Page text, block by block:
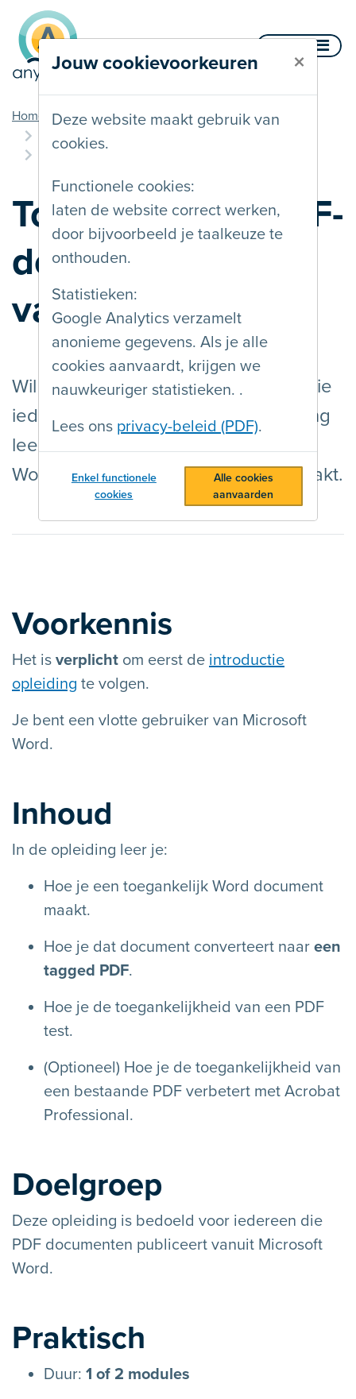
Jouw cookievoorkeuren ×
Deze website maakt gebruik van
cookies.
Functionele cookies:
laten de website correct werken,
door bijvoorbeeld je taalkeuze te
onthouden.
Statistieken:
Google Analytics verzamelt
anonieme gegevens. Als je alle
cookies aanvaardt, krijgen we
nauwkeuriger statistieken. .
Lees ons privacy-beleid (PDF).
Enkel functionele
cookies
Alle cookies
aanvaarden
Naar inhoud
Home Diensten
Opleidingen
Toegankelijke PDF-documenten vanuit MS Word
08/01/2026
Toegankelijke PDF-
documenten
vanuit MS Word
Wil je PDF-documenten publiceren die
iedereen kan lezen? In deze opleiding
leer je stap voor stap hoe je vanuit
Word toegankelijke documenten maakt.
Voorkennis
Het is verplicht om eerst de introductie
opleiding te volgen.
Je bent een vlotte gebruiker van Microsoft
Word.
Inhoud
In de opleiding leer je:
Hoe je een toegankelijk Word document
maakt.
Hoe je dat document converteert naar een
tagged PDF.
Hoe je de toegankelijkheid van een PDF
test.
(Optioneel) Hoe je de toegankelijkheid van
een bestaande PDF verbetert met Acrobat
Professional.
Doelgroep
Deze opleiding is bedoeld voor iedereen die
PDF documenten publiceert vanuit Microsoft
Word.
Praktisch
Duur: 1 of 2 modules